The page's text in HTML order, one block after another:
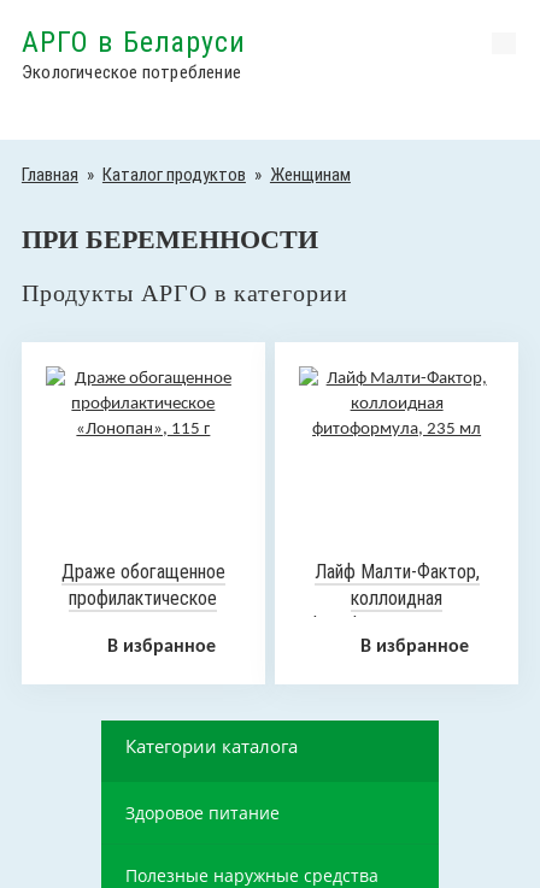
АРГО в Беларуси
Экологическое потребление
Главная » Каталог продуктов » Женщинам
ПРИ БЕРЕМЕННОСТИ
Продукты АРГО в категории
Драже обогащенное
профилактическое
В избранное
Лайф Малти-Фактор,
коллоидная
фитоформула, 235 мл
В избранное
Категории каталога
Здоровое питание
Полезные наружные средства